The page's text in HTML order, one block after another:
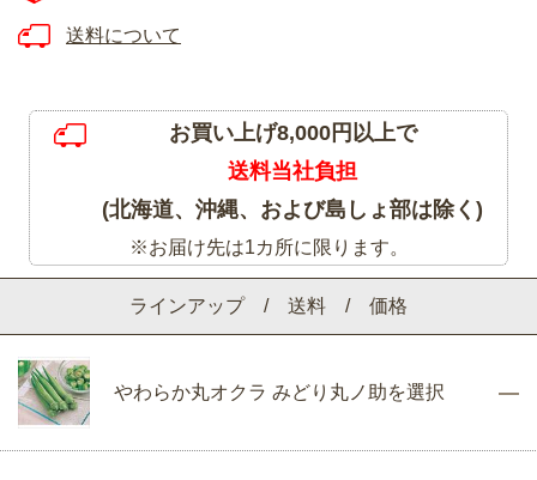
ラインアップ / 送料 / 価格
やわらか丸オクラ みどり丸ノ助を選択
送料について
お買い上げ8,000円以上で
送料当社負担
(北海道、沖縄、および島しょ部は除く)
※お届け先は1カ所に限ります。